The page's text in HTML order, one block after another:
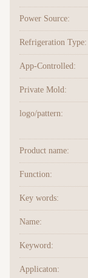
Power Source:
Refrigeration Type:
App-Controlled:
Private Mold:
logo/pattern:
Product name:
Function:
Key words:
Name:
Keyword:
Applicaton: